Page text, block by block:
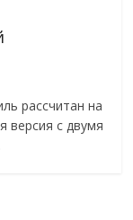
рассчитан на
версия с двумя